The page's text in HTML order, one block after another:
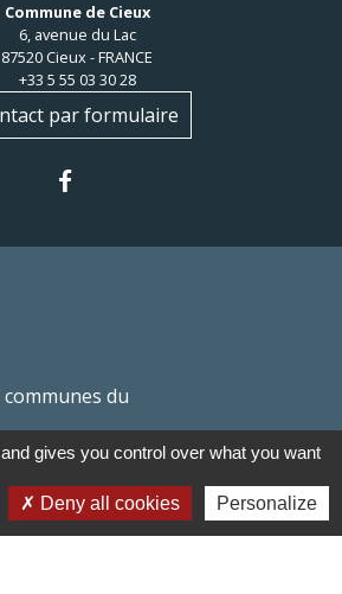
Commune de Cieux
6, avenue du Lac
87520 Cieux - FRANCE
+33 5 55 03 30 28
par formulaire
du
Limousin
gives you control over what you want
Deny all cookies Personalize